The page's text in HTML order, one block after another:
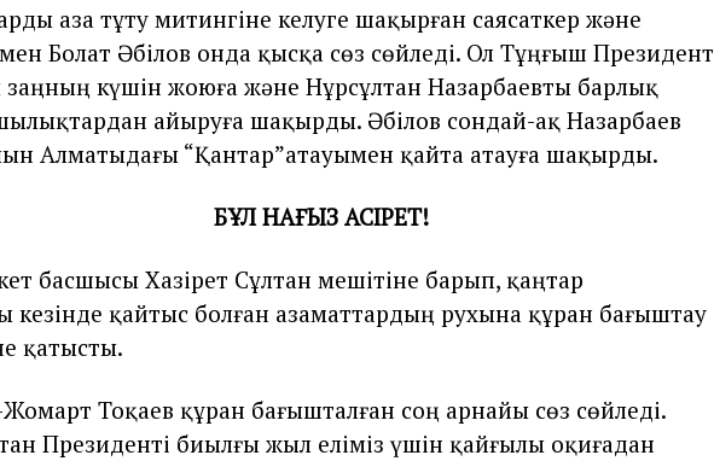
аза тұту митингіне келуге шақырған саясаткер және
Болат Әбілов онда қысқа сөз сөйледі. Ол Тұңғыш Президент
заңның күшін жоюға және Нұрсұлтан Назарбаевты барлық
айыруға шақырды. Әбілов сондай-ақ Назарбаев
Алматыдағы “Қантар”атауымен қайта атауға шақырды.
БҰЛ НАҒЫЗ ҚАСІРЕТ!
басшысы Хазірет Сұлтан мешітіне барып, қаңтар
кезінде қайтыс болған азаматтардың рухына құран бағыштау
қатысты.
Тоқаев құран бағышталған соң арнайы сөз сөйледі.
Президенті биылғы жыл еліміз үшін қайғылы оқиғадан